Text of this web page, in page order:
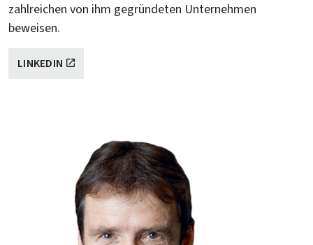
zahlreichen von ihm gegründeten Unternehmen
beweisen.
LINKEDIN